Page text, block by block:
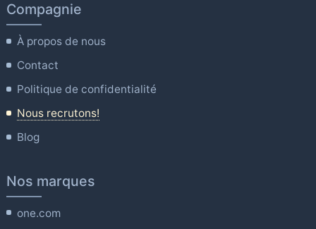
Compagnie
À propos de nous
Contact
Politique de confidentialité
Nous recrutons!
Blog
Nos marques
one.com